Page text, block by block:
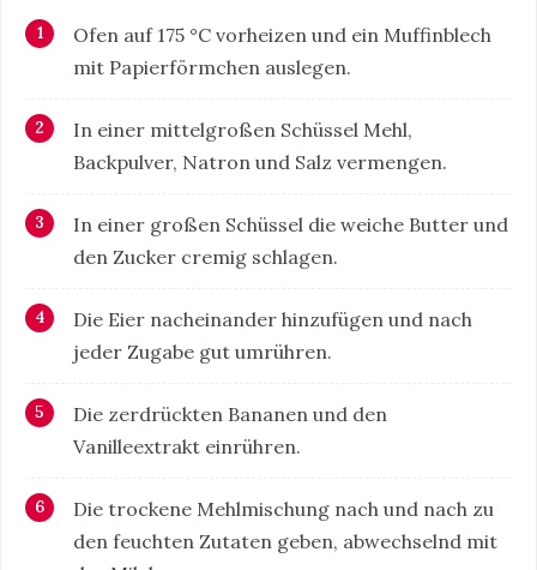
Ofen auf 175 °C vorheizen und ein Muffinblech
mit Papierförmchen auslegen.
In einer mittelgroßen Schüssel Mehl,
Backpulver, Natron und Salz vermengen.
In einer großen Schüssel die weiche Butter und
den Zucker cremig schlagen.
Die Eier nacheinander hinzufügen und nach
jeder Zugabe gut umrühren.
Die zerdrückten Bananen und den
Vanilleextrakt einrühren.
Die trockene Mehlmischung nach und nach zu
den feuchten Zutaten geben, abwechselnd mit